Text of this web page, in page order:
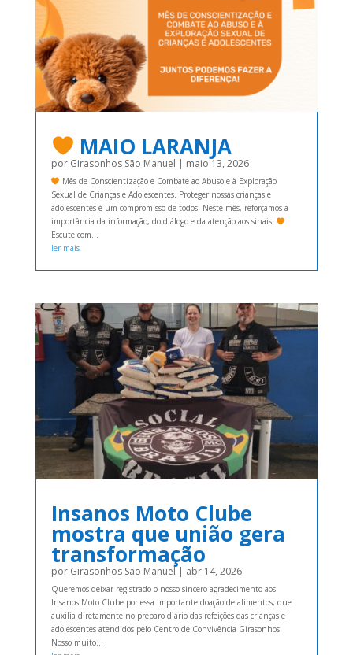
MAIO LARANJA
por Girasonhos São Manuel | maio 13, 2026
Mês de Conscientização e Combate ao Abuso e à Exploração
Sexual de Crianças e Adolescentes. Proteger nossas crianças e
adolescentes é um compromisso de todos. Neste mês, reforçamos a
importância da informação, do diálogo e da atenção aos sinais.
Escute com...
ler mais
Insanos Moto Clube
mostra que união gera
transformação
por Girasonhos São Manuel| abr 14, 2026
Queremos deixar registrado o nosso sincero agradecimento aos
Insanos Moto Clube por essa importante doação de alimentos, que
auxilia diretamente no preparo diário das refeições das crianças e
adolescentes atendidos pelo Centro de Convivência Girasonhos.
Nosso muito...